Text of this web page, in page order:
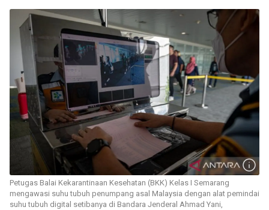
Petugas Balai Kekarantinaan Kesehatan (BKK) Kelas I Semarang
mengawasi suhu tubuh penumpang asal Malaysia dengan alat pemindai
suhu tubuh digital setibanya di Bandara Jenderal Ahmad Yani,